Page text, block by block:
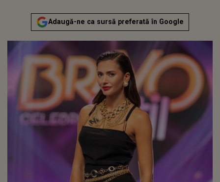
Adaugă-ne ca sursă preferată în Google